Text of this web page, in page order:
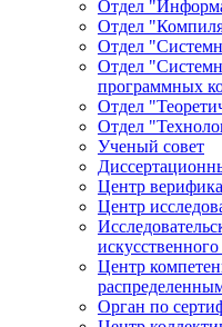
Отдел
Отдел
Отдел
Отдел
программных
Отдел
Отдел
Ученый совет
Центр
Центр
Центр
Орган по